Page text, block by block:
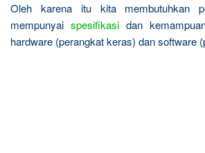
Oleh karena itu kita membutuhkan
mempunyai spesifikasidan
hardware (perangkat keras) dan software